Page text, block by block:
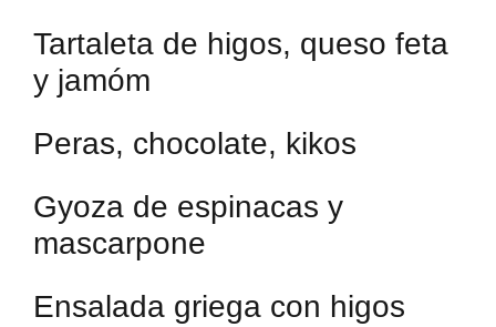
Tartaleta de higos, queso feta
y jamóm
Peras, chocolate, kikos
Gyoza de espinacas y
mascarpone
Ensalada griega con higos